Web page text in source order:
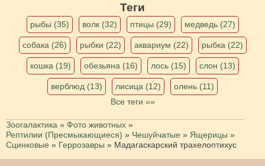
Теги
рыбы (35) волк (32) птицы (29) медведь (27)
собака (26) рыбки (22) аквариум (22) рыбка (22)
кошка (19) обезьяна (16) лось (15) слон (13)
верблюд (13) лисица (12)
олень (11)
Все теги »»
Зоогалактика » Фото животных »
Рептилии (Пресмыкающиеся) » Чешуйчатые » Ящерицы »
Сцинковые » Геррозавры » Мадагаскарский трахелоптихус